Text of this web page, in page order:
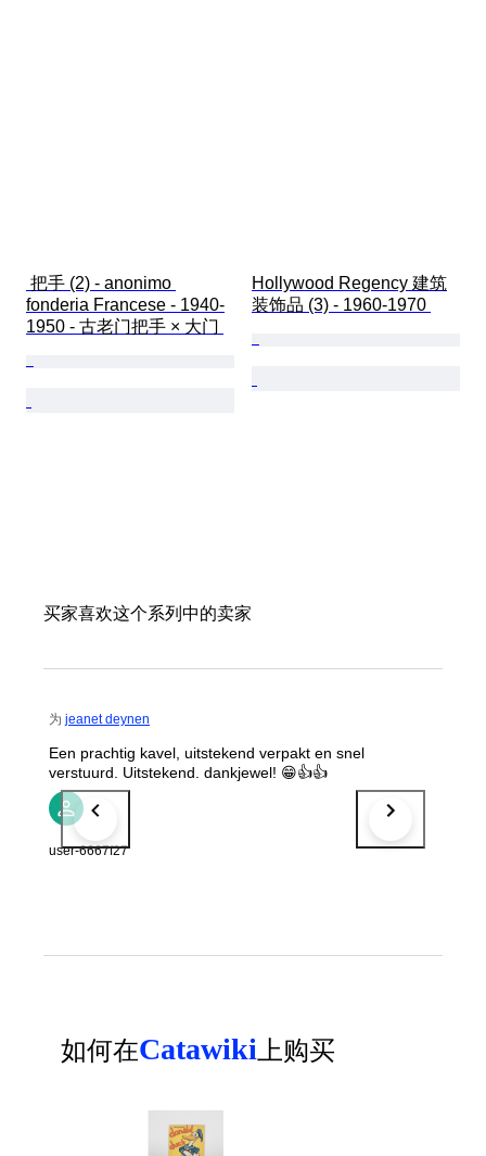
fonderia Francese - 1940-
1950 - 古老门把手 × 大门
Hollywood Regency 建筑
装饰品 (3) - 1960-1970
买家喜欢这个系列中的卖家
为 jeanet deynen
Een prachtig kavel, uitstekend verpakt en snel
verstuurd. Uitstekend. dankjewel! 😁👍👍
user-6667f27
如何在Catawiki 上购买